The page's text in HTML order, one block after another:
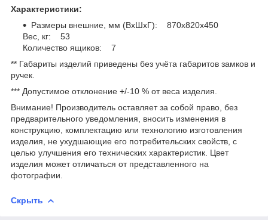
Характеристики:
Размеры внешние, мм (ВхШхГ): 870x820x450
Вес, кг: 53
Количество ящиков: 7
** Габариты изделий приведены без учёта габаритов замков и
ручек.
*** Допустимое отклонение +/-10 % от веса изделия.
Внимание! Производитель оставляет за собой право, без
предварительного уведомления, вносить изменения в
конструкцию, комплектацию или технологию изготовления
изделия, не ухудшающие его потребительских свойств, с
целью улучшения его технических характеристик. Цвет
изделия может отличаться от представленного на
фотографии.
Скрыть